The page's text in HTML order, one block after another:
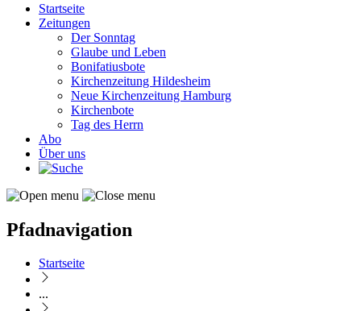
Startseite
Zeitungen
Der Sonntag
Glaube und Leben
Bonifatiusbote
Kirchenzeitung Hildesheim
Neue Kirchenzeitung Hamburg
Kirchenbote
Tag des Herrn
Abo
Über uns
Pfadnavigation
Startseite
...